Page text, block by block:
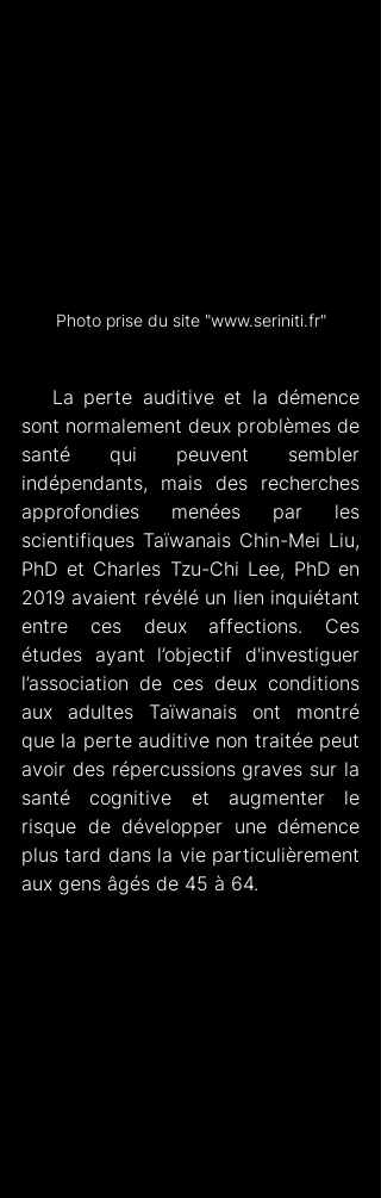
Photo prise du site "www.seriniti.fr"
sont normalement deux problèmes de
santé qui peuvent sembler
indépendants, mais des recherches
approfondies menées par les
scientifiques Taïwanais Chin-Mei Liu,
PhD et Charles Tzu-Chi Lee, PhD en
2019 avaient révélé un lien inquiétant
entre ces deux affections. Ces
études ayant l’objectif d'investiguer
l’association de ces deux conditions
aux adultes Taïwanais ont montré
que la perte auditive non traitée peut
avoir des répercussions graves sur la
santé cognitive et augmenter le
risque de développer une démence
plus tard dans la vie particulièrement
aux gens âgés de 45 à 64.